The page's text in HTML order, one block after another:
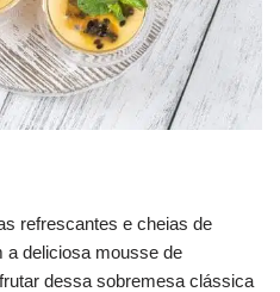
refrescantes e cheias de
a deliciosa mousse de
dessa sobremesa clássica